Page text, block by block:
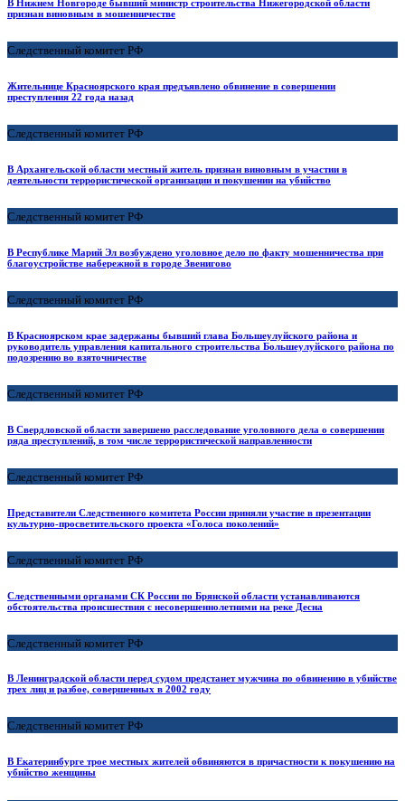
В Нижнем Новгороде бывший министр строительства Нижегородской области
признан виновным в мошенничестве
Следственный комитет РФ
Жительнице Красноярского края предъявлено обвинение в совершении
преступления 22 года назад
Следственный комитет РФ
В Архангельской области местный житель признан виновным в участии в
деятельности террористической организации и покушении на убийство
Следственный комитет РФ
В Республике Марий Эл возбуждено уголовное дело по факту мошенничества при
благоустройстве набережной в городе Звенигово
Следственный комитет РФ
В Красноярском крае задержаны бывший глава Большеулуйского района и
руководитель управления капитального строительства Большеулуйского района по
подозрению во взяточничестве
Следственный комитет РФ
В Свердловской области завершено расследование уголовного дела о совершении
ряда преступлений, в том числе террористической направленности
Следственный комитет РФ
Представители Следственного комитета России приняли участие в презентации
культурно-просветительского проекта «Голоса поколений»
Следственный комитет РФ
Следственными органами СК России по Брянской области устанавливаются
обстоятельства происшествия с несовершеннолетними на реке Десна
Следственный комитет РФ
В Ленинградской области перед судом предстанет мужчина по обвинению в убийстве
трех лиц и разбое, совершенных в 2002 году
Следственный комитет РФ
В Екатеринбурге трое местных жителей обвиняются в причастности к покушению на
убийство женщины